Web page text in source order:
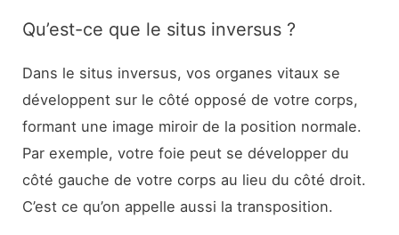
Qu’est-ce que le situs inversus ?
Dans le situs inversus, vos organes vitaux se
développent sur le côté opposé de votre corps,
formant une image miroir de la position normale.
Par exemple, votre foie peut se développer du
côté gauche de votre corps au lieu du côté droit.
C’est ce qu’on appelle aussi la transposition.